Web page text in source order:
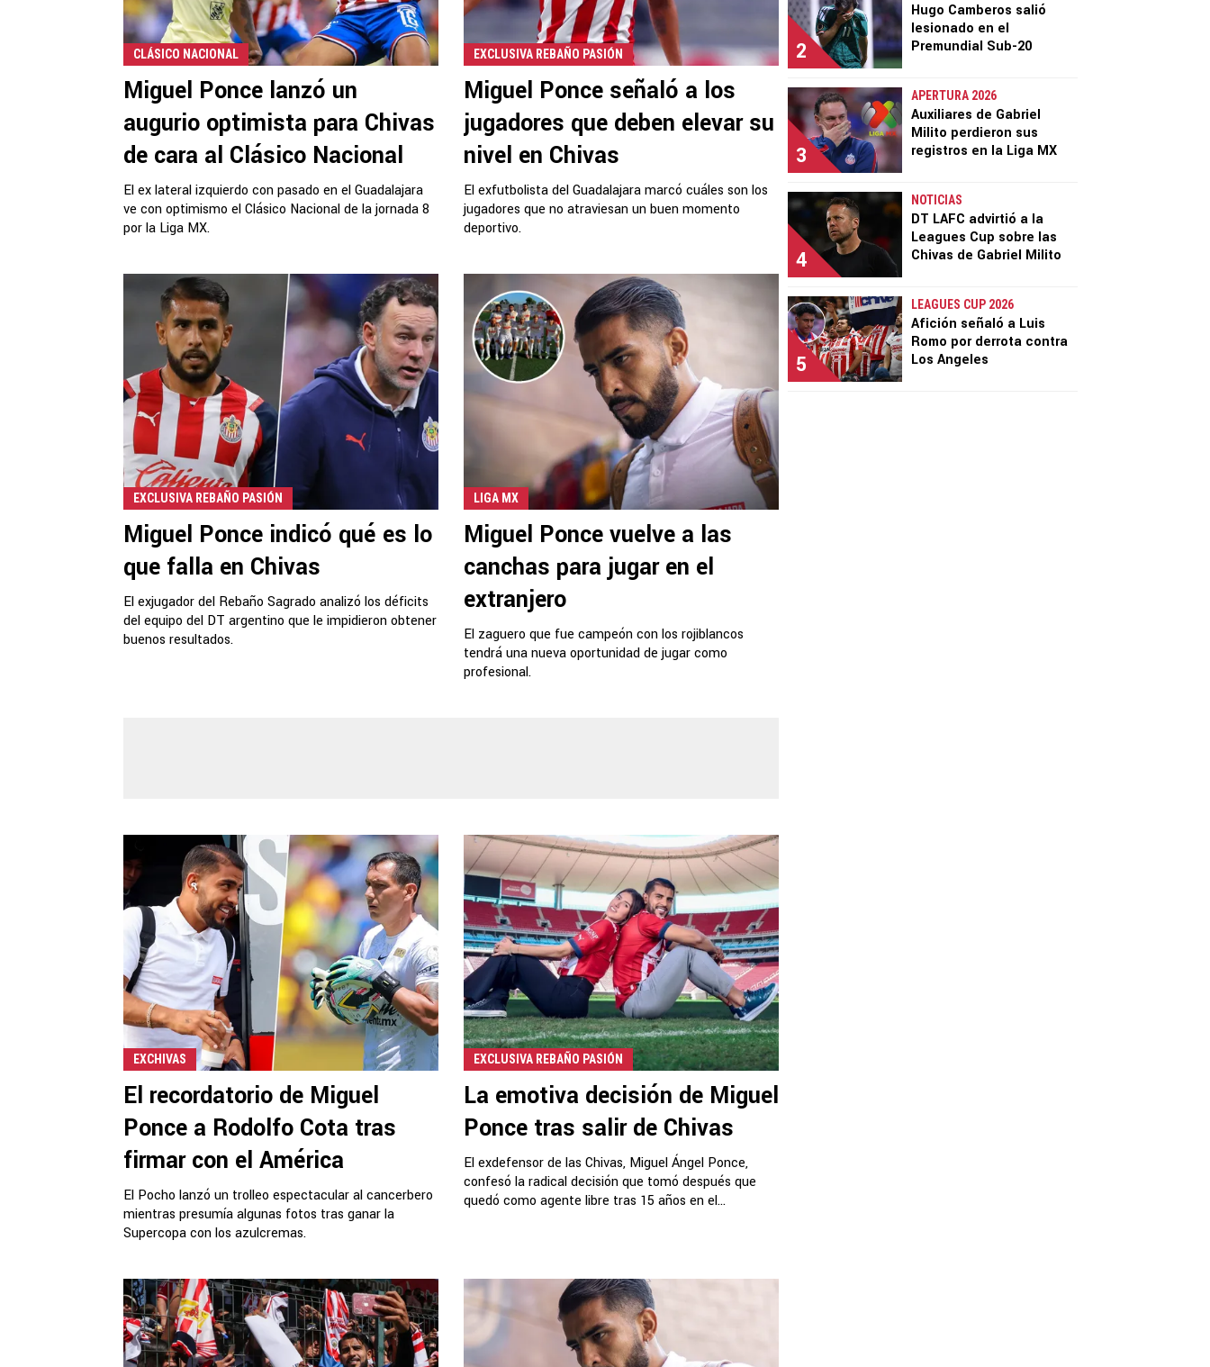
CLÁSICO NACIONAL
Miguel Ponce lanzó un
augurio optimista para Chivas
de cara al Clásico Nacional
El ex lateral izquierdo con pasado en el Guadalajara
ve con optimismo el Clásico Nacional de la jornada 8
por la Liga MX.
EXCLUSIVA REBAÑO PASIÓN
Miguel Ponce señaló a los
jugadores que deben elevar su
nivel en Chivas
El exfutbolista del Guadalajara marcó cuáles son los
jugadores que no atraviesan un buen momento
deportivo.
EXCLUSIVA REBAÑO PASIÓN
Miguel Ponce indicó qué es lo
que falla en Chivas
El exjugador del Rebaño Sagrado analizó los déficits
del equipo del DT argentino que le impidieron obtener
buenos resultados.
LIGA MX
Miguel Ponce vuelve a las
canchas para jugar en el
extranjero
El zaguero que fue campeón con los rojiblancos
tendrá una nueva oportunidad de jugar como
profesional.
EXCHIVAS
El recordatorio de Miguel
Ponce a Rodolfo Cota tras
firmar con el América
El Pocho lanzó un trolleo espectacular al cancerbero
mientras presumía algunas fotos tras ganar la
Supercopa con los azulcremas.
EXCLUSIVA REBAÑO PASIÓN
La emotiva decisión de Miguel
Ponce tras salir de Chivas
El exdefensor de las Chivas, Miguel Ángel Ponce,
confesó la radical decisión que tomó después que
quedó como agente libre tras 15 años en el...
2
Hugo Camberos salió
lesionado en el
Premundial Sub-20
3
APERTURA 2026
Auxiliares de Gabriel
Milito perdieron sus
registros en la Liga MX
4
NOTICIAS
DT LAFC advirtió a la
Leagues Cup sobre las
Chivas de Gabriel Milito
5
LEAGUES CUP 2026
Afición señaló a Luis
Romo por derrota contra
Los Angeles